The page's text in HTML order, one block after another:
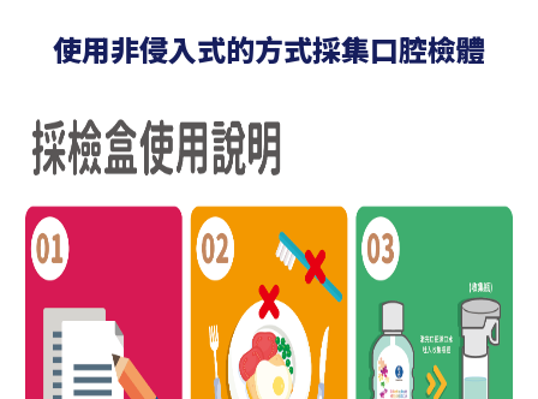
使用非侵入式的方式採集口腔檢體